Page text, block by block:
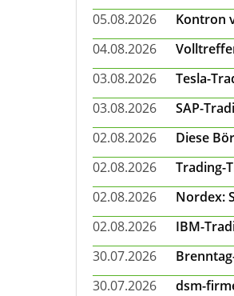
05.08.2026
Kontron
04.08.2026
03.08.2026
Tesla-
03.08.2026
SAP-
02.08.2026
Diese
02.08.2026
Trading-
02.08.2026
Nordex:
02.08.2026
IBM-
30.07.2026
30.07.2026
dsm-